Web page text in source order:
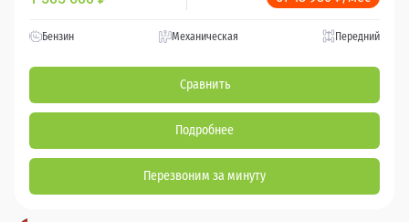
Бензин Механическая Передний
Сравнить
Подробнее
Перезвоним за минуту